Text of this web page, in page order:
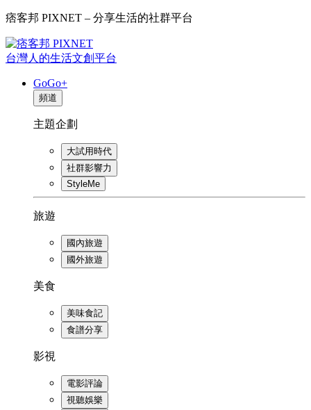
痞客邦 PIXNET – 分享生活的社群平台
台灣人的生活文創平台
GoGo+
頻道
主題企劃
大試用時代
社群影響力
StyleMe
旅遊
國內旅遊
國外旅遊
美食
美味食記
食譜分享
影視
電影評論
視聽娛樂